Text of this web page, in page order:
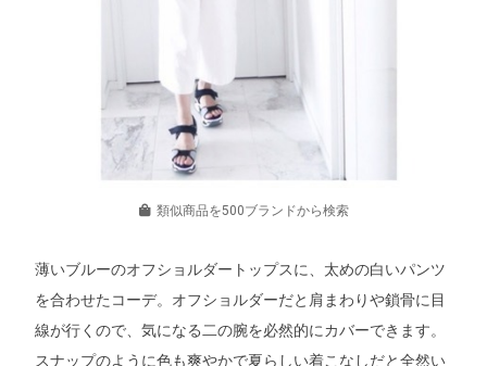
類似商品を500ブランドから検索
薄いブルーのオフショルダートップスに、太めの白いパンツ
を合わせたコーデ。オフショルダーだと肩まわりや鎖骨に目
線が行くので、気になる二の腕を必然的にカバーできます。
スナップのように色も爽やかで夏らしい着こなしだと全然い